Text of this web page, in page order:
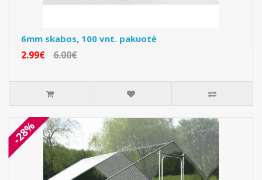
6mm skabos, 100 vnt. pakuotė
2.99€ 6.00€
-28%